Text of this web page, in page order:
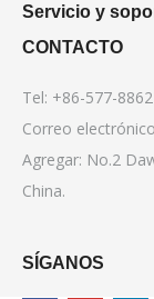
Servicio y
CONTACTO
Tel: +86-577-
Correo
Agregar: No.2
China.
SÍGANOS